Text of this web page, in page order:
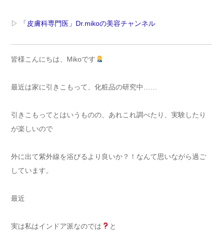
▷ 「皮膚科専門医」Dr.mikoの美容チャンネル
皆様こんにちは、Mikoです
最近は家に引きこもって、化粧品の研究中……
引きこもってとはいうものの、あれこれ調べたり、実験したり
が楽しいので
外に出て紫外線を浴びるより良いか？！なんて思いながら過ご
しています。
最近
実は私はインドア派なのでは と